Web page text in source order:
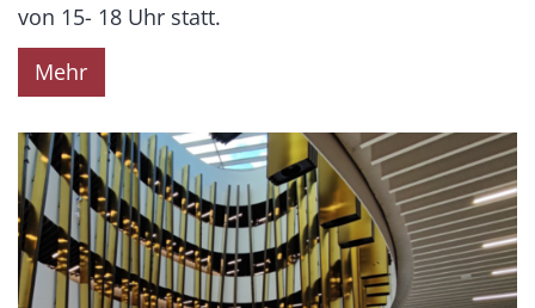
von 15- 18 Uhr statt.
Mehr